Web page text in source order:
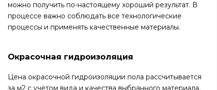
можно получить по-настоящему хороший результат. В
процессе важно соблюдать все технологические
процессы и применять качественные материалы.
Окрасочная гидроизоляция
Цена окрасочной гидроизоляции пола рассчитывается
за м2 с учётом вида и качества выбранного материала.